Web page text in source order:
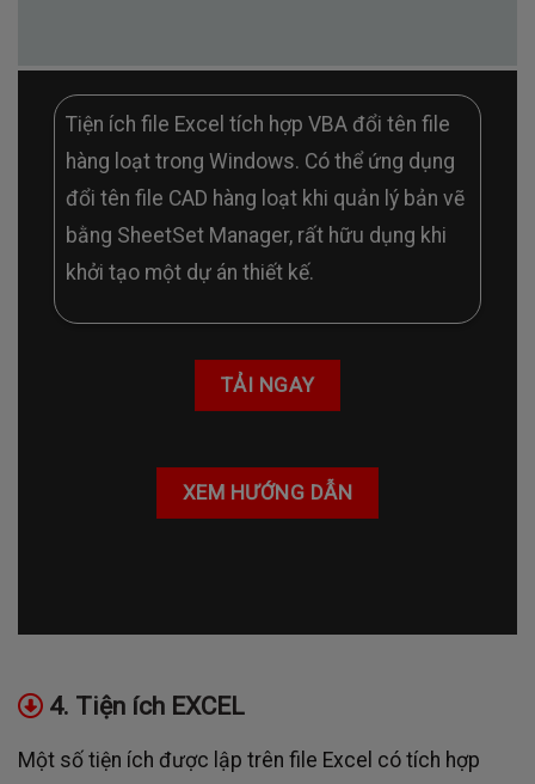
Tiện ích file Excel tích hợp VBA đổi tên file
hàng loạt trong Windows. Có thể ứng dụng
đổi tên file CAD hàng loạt khi quản lý bản vẽ
bằng SheetSet Manager, rất hữu dụng khi
khởi tạo một dự án thiết kế.
TẢI NGAY
XEM HƯỚNG DẪN
4. Tiện ích EXCEL
Một số tiện ích được lập trên file Excel có tích hợp